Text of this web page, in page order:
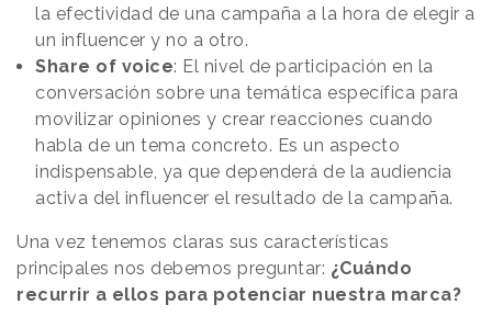
la efectividad de una campaña a la hora de elegir a
un influencer y no a otro.
Share of voice: El nivel de participación en la
conversación sobre una temática específica para
movilizar opiniones y crear reacciones cuando
habla de un tema concreto. Es un aspecto
indispensable, ya que dependerá de la audiencia
activa del influencer el resultado de la campaña.
Una vez tenemos claras sus características
principales nos debemos preguntar: ¿Cuándo
recurrir a ellos para potenciar nuestra marca?